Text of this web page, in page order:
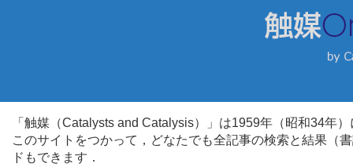
「触媒（Catalysts and Catalysis）」は1959年（昭和34年
このサイトをつかって，どなたでも全記事の検索と結果（
ドもできます．